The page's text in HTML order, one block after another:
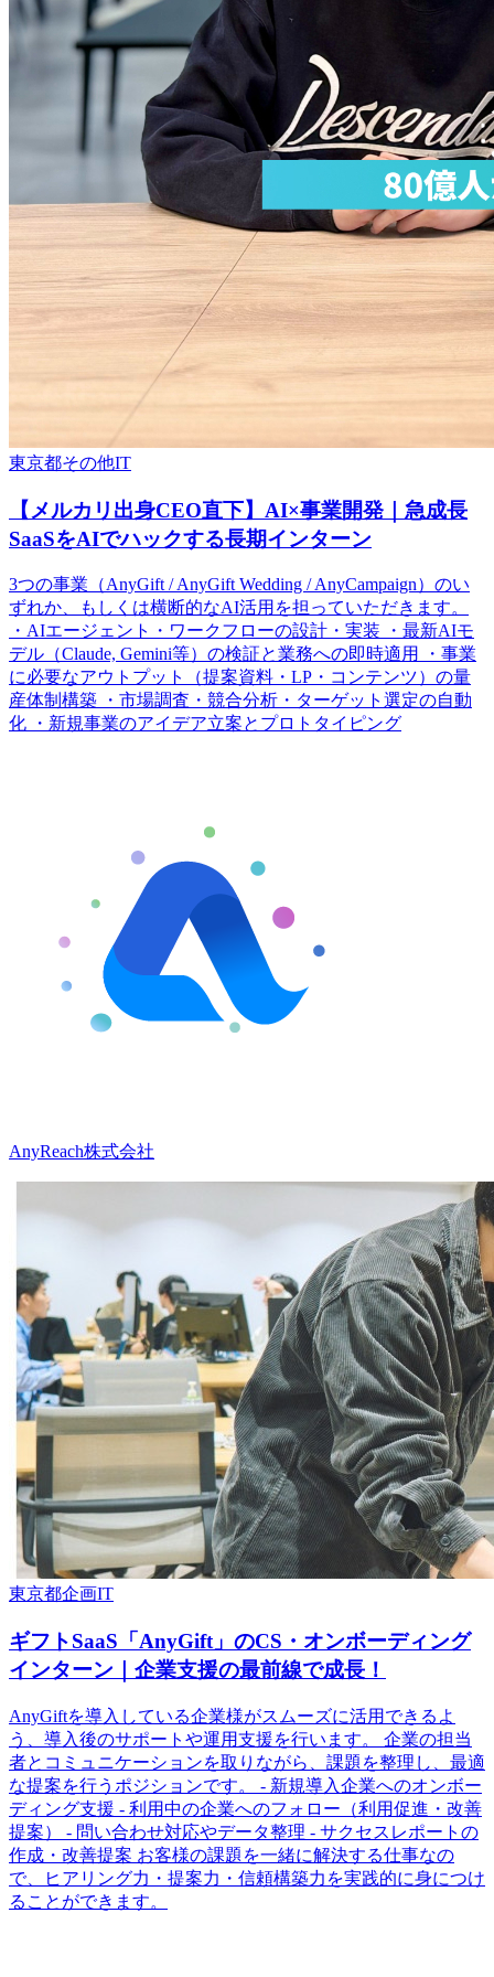
東京都その他IT
【メルカリ出身CEO直下】AI×事業開発｜急成長
SaaSをAIでハックする長期インターン
3つの事業（AnyGift / AnyGift Wedding / AnyCampaign）のい
ずれか、もしくは横断的なAI活用を担っていただきます。
・AIエージェント・ワークフローの設計・実装 ・最新AIモ
デル（Claude, Gemini等）の検証と業務への即時適用 ・事業
に必要なアウトプット（提案資料・LP・コンテンツ）の量
産体制構築 ・市場調査・競合分析・ターゲット選定の自動
化 ・新規事業のアイデア立案とプロトタイピング
AnyReach株式会社
東京都企画IT
ギフトSaaS「AnyGift」のCS・オンボーディング
インターン｜企業支援の最前線で成長！
AnyGiftを導入している企業様がスムーズに活用できるよ
う、導入後のサポートや運用支援を行います。 企業の担当
者とコミュニケーションを取りながら、課題を整理し、最適
な提案を行うポジションです。 - 新規導入企業へのオンボー
ディング支援 - 利用中の企業へのフォロー（利用促進・改善
提案） - 問い合わせ対応やデータ整理 - サクセスレポートの
作成・改善提案 お客様の課題を一緒に解決する仕事なの
で、ヒアリング力・提案力・信頼構築力を実践的に身につけ
ることができます。